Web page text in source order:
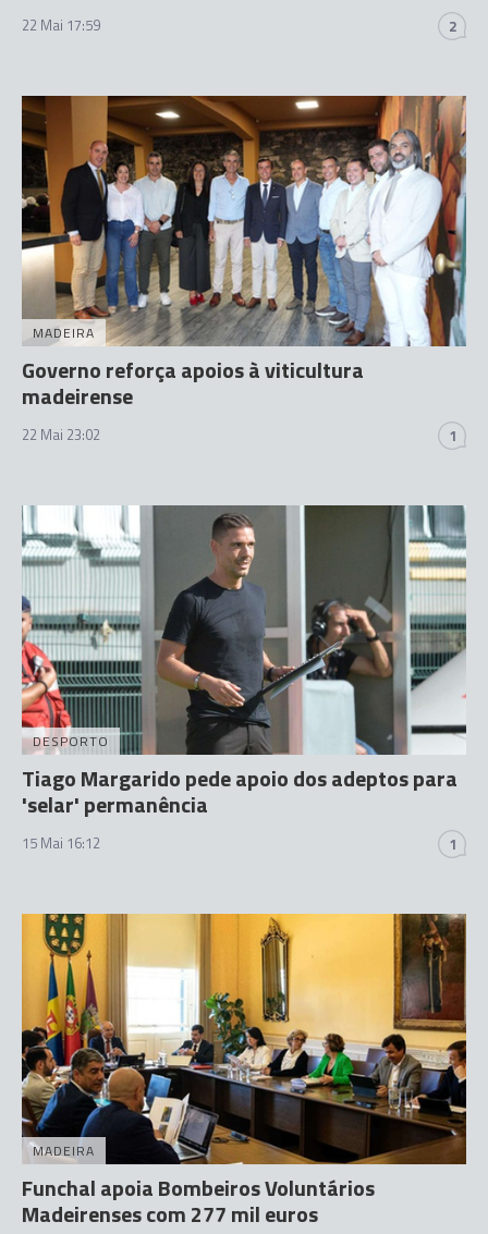
22 Mai 17:59 2
MADEIRA
Governo reforça apoios à viticultura
madeirense
22 Mai 23:02 1
DESPORTO
Tiago Margarido pede apoio dos adeptos para
'selar' permanência
15 Mai 16:12 1
MADEIRA
Funchal apoia Bombeiros Voluntários
Madeirenses com 277 mil euros